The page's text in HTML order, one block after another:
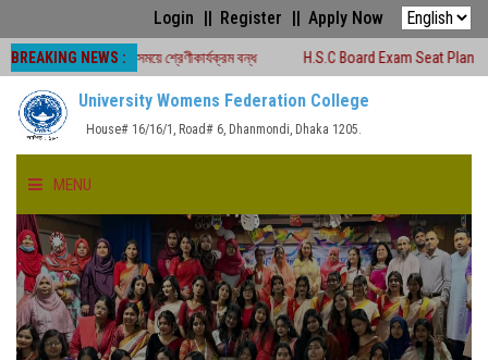
Login Register Apply Now
BREAKING NEWS :
সময়ে শ্রেণীকার্যক্রম বন্ধ H.S.C Board Exam Seat Plan ( TEJGAON
University Womens Federation College
House# 16/16/1, Road# 6, Dhanmondi, Dhaka 1205.
MENU
HOME
ABOUT US